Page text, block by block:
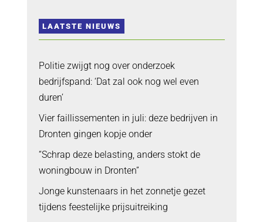
LAATSTE NIEUWS
Politie zwijgt nog over onderzoek
bedrijfspand: ‘Dat zal ook nog wel even
duren’
Vier faillissementen in juli: deze bedrijven in
Dronten gingen kopje onder
“Schrap deze belasting, anders stokt de
woningbouw in Dronten”
Jonge kunstenaars in het zonnetje gezet
tijdens feestelijke prijsuitreiking